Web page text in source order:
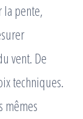
la pente,
vent. De
techniques.
mêmes